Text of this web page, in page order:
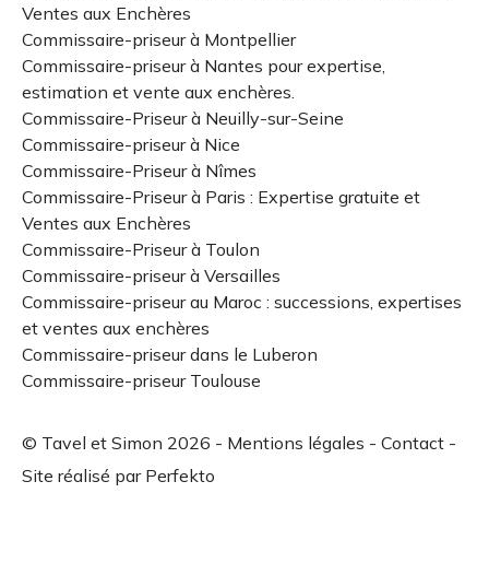
Ventes aux Enchères
Commissaire-priseur à Montpellier
Commissaire-priseur à Nantes pour expertise,
estimation et vente aux enchères.
Commissaire-Priseur à Neuilly-sur-Seine
Commissaire-priseur à Nice
Commissaire-Priseur à Nîmes
Commissaire-Priseur à Paris : Expertise gratuite et
Ventes aux Enchères
Commissaire-Priseur à Toulon
Commissaire-priseur à Versailles
Commissaire-priseur au Maroc : successions, expertises
et ventes aux enchères
Commissaire-priseur dans le Luberon
Commissaire-priseur Toulouse
© Tavel et Simon 2026 - Mentions légales - Contact -
Site réalisé par Perfekto